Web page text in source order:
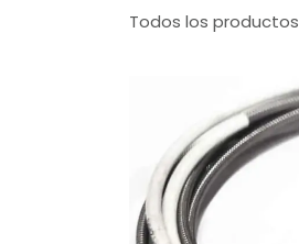
Todos los productos